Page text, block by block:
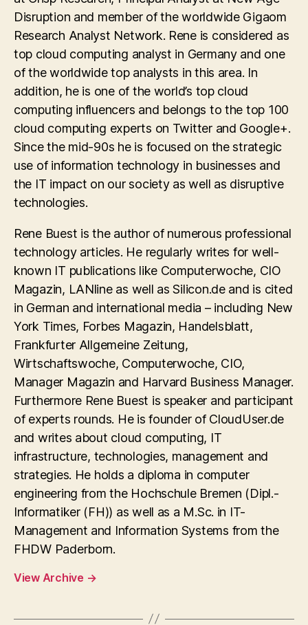
Disruption and member of the worldwide Gigaom
Research Analyst Network. Rene is considered as
top cloud computing analyst in Germany and one
of the worldwide top analysts in this area. In
addition, he is one of the world’s top cloud
computing influencers and belongs to the top 100
cloud computing experts on Twitter and Google+.
Since the mid-90s he is focused on the strategic
use of information technology in businesses and
the IT impact on our society as well as disruptive
technologies.
Rene Buest is the author of numerous professional
technology articles. He regularly writes for well-
known IT publications like Computerwoche, CIO
Magazin, LANline as well as Silicon.de and is cited
in German and international media – including New
York Times, Forbes Magazin, Handelsblatt,
Frankfurter Allgemeine Zeitung,
Wirtschaftswoche, Computerwoche, CIO,
Manager Magazin and Harvard Business Manager.
Furthermore Rene Buest is speaker and participant
of experts rounds. He is founder of CloudUser.de
and writes about cloud computing, IT
infrastructure, technologies, management and
strategies. He holds a diploma in computer
engineering from the Hochschule Bremen (Dipl.-
Informatiker (FH)) as well as a M.Sc. in IT-
Management and Information Systems from the
FHDW Paderborn.
View Archive →